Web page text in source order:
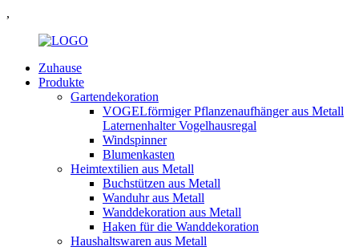
,
Zuhause
Produkte
Gartendekoration
VOGELförmiger Pflanzenaufhänger aus Metall
Laternenhalter Vogelhausregal
Windspinner
Blumenkasten
Heimtextilien aus Metall
Buchstützen aus Metall
Wanduhr aus Metall
Wanddekoration aus Metall
Haken für die Wanddekoration
Haushaltswaren aus Metall